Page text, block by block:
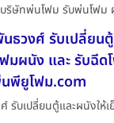
ริษัทพ่นโฟม รับพ่นโฟม
วงศ์ รับเปลี่ยนตู้
มผนัง และ รับฉีด
พียูโฟม.com
บเปลี่ยนตู้และผนังให้เ